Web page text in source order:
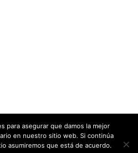
para asegurar que damos la mejor
en nuestro sitio web. Si continúa
asumiremos que está de acuerdo.